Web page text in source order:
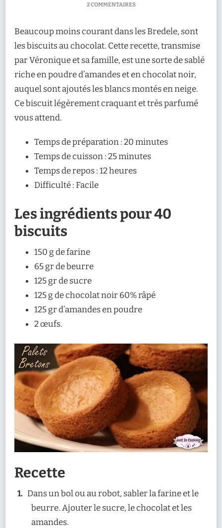
2 COMMENTAIRESSUR
PALETS
CHOCOLAT
AMANDES
Beaucoup moins courant dans les Bredele, sont
les biscuits au chocolat. Cette recette, transmise
par Véronique et sa famille, est une sorte de sablé
riche en poudre d’amandes et en chocolat noir,
auquel sont ajoutés les blancs montés en neige.
Ce biscuit légèrement craquant et très parfumé
vous attend.
Temps de préparation : 20 minutes
Temps de cuisson : 25 minutes
Temps de repos : 12 heures
Difficulté : Facile
Les ingrédients pour 40
biscuits
150 g de farine
65 gr de beurre
125 gr de sucre
125 g de chocolat noir 60% râpé
125 gr d’amandes en poudre
2 œufs.
Recette
Dans un bol ou au robot, sabler la farine et le
beurre. Ajouter le sucre, le chocolat et les
amandes.